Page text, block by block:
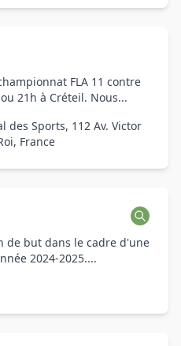
FLA 11 contre
21h à Créteil. Nous...
des Sports, 112 Av. Victor
France
de but dans le cadre d'une
2024-2025....